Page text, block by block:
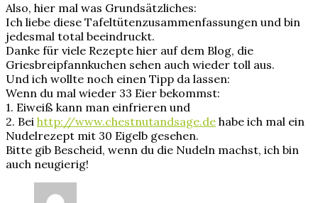
Also, hier mal was Grundsätzliches:
Ich liebe diese Tafeltütenzusammenfassungen und bin
jedesmal total beeindruckt.
Danke für viele Rezepte hier auf dem Blog, die
Griesbreipfannkuchen sehen auch wieder toll aus.
Und ich wollte noch einen Tipp da lassen:
Wenn du mal wieder 33 Eier bekommst:
1. Eiweiß kann man einfrieren und
2. Bei http://www.chestnutandsage.de habe ich mal ein
Nudelrezept mit 30 Eigelb gesehen.
Bitte gib Bescheid, wenn du die Nudeln machst, ich bin
auch neugierig!